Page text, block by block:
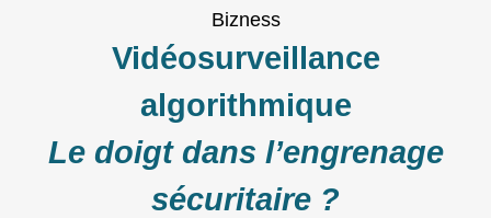
Bizness
Vidéosurveillance
algorithmique
Le doigt dans l’engrenage
sécuritaire ?